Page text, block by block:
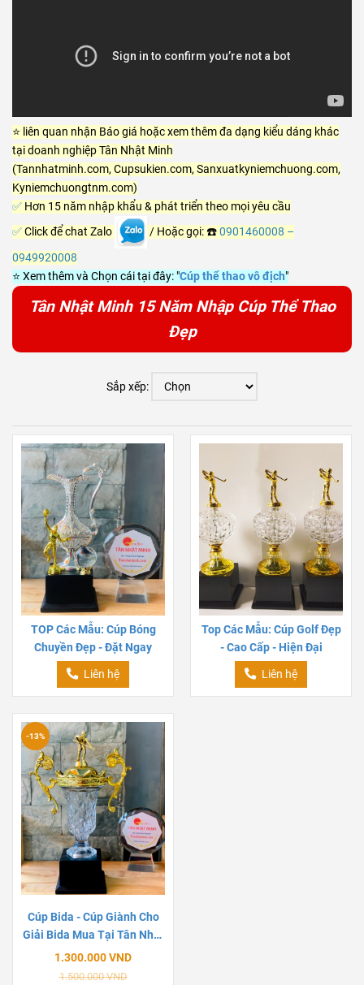
⭐ liên quan nhận Báo giá hoặc xem thêm đa dạng kiểu dáng khác
tại doanh nghiệp Tân Nhật Minh
(Tannhatminh.com, Cupsukien.com, Sanxuatkyniemchuong.com,
Kyniemchuongtnm.com)
✅ Hơn 15 năm nhập khẩu & phát triển theo mọi yêu cầu
✅Click để chat Zalo / Hoặc gọi: ☎️0901460008 –
0949920008
⭐ Xem thêm và Chọn cái tại đây: "Cúp thể thao vô địch"
Tân Nhật Minh 15 Năm Nhập Cúp Thể Thao
Đẹp
Sắp xếp:
TOP Các Mẫu: Cúp Bóng
Chuyền Đẹp - Đặt Ngay
Liên hệ
Top Các Mẫu: Cúp Golf Đẹp
- Cao Cấp - Hiện Đại
Liên hệ
Cúp Bida - Cúp Giành Cho
Giải Bida Mua Tại Tân Nhật
Minh
1.300.000 VND
1.500.000 VND
-13%